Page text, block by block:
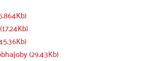
(29.43Kb)